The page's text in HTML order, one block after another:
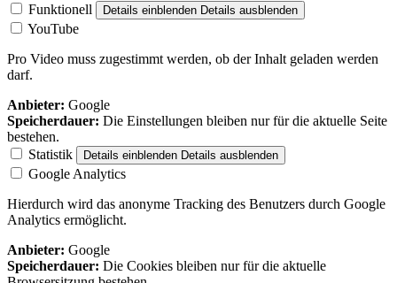
Funktionell
Details einblenden Details ausblenden
YouTube
Pro Video muss zugestimmt werden, ob der Inhalt geladen werden
darf.
Anbieter: Google
Speicherdauer: Die Einstellungen bleiben nur für die aktuelle Seite
bestehen.
Statistik
Details einblenden Details ausblenden
Google Analytics
Hierdurch wird das anonyme Tracking des Benutzers durch Google
Analytics ermöglicht.
Anbieter: Google
Speicherdauer: Die Cookies bleiben nur für die aktuelle